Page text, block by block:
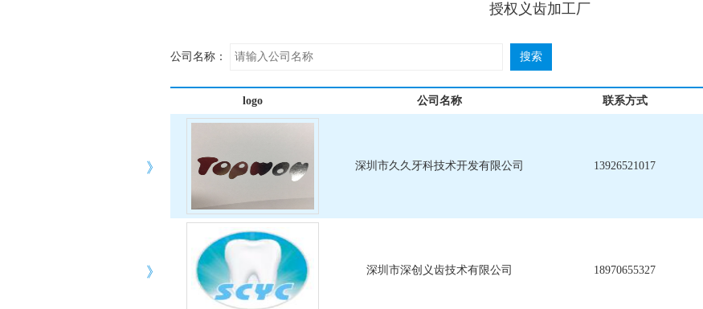
授权义齿加工厂
公司名称：
logo 公司名称 联系方式
》 深圳市久久牙科技术开发有限公司 13926521017
》 深圳市深创义齿技术有限公司 18970655327